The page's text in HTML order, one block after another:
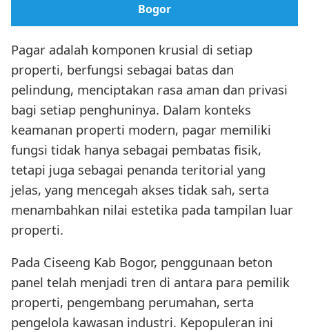
Bogor
Pagar adalah komponen krusial di setiap
properti, berfungsi sebagai batas dan
pelindung, menciptakan rasa aman dan privasi
bagi setiap penghuninya. Dalam konteks
keamanan properti modern, pagar memiliki
fungsi tidak hanya sebagai pembatas fisik,
tetapi juga sebagai penanda teritorial yang
jelas, yang mencegah akses tidak sah, serta
menambahkan nilai estetika pada tampilan luar
properti.
Pada Ciseeng Kab Bogor, penggunaan beton
panel telah menjadi tren di antara para pemilik
properti, pengembang perumahan, serta
pengelola kawasan industri. Kepopuleran ini